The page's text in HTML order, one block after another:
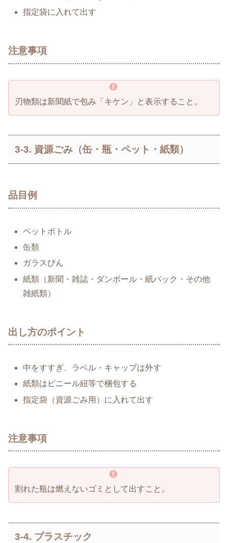
指定袋に入れて出す
注意事項
刃物類は新聞紙で包み「キケン」と表示すること。
3-3. 資源ごみ（缶・瓶・ペット・紙類）
品目例
ペットボトル
缶類
ガラスびん
紙類（新聞・雑誌・ダンボール・紙パック・その他
雑紙類）
出し方のポイント
中をすすぎ、ラベル・キャップは外す
紙類はビニール紐等で梱包する
指定袋（資源ごみ用）に入れて出す
注意事項
割れた瓶は燃えないゴミとして出すこと。
3-4. プラスチック